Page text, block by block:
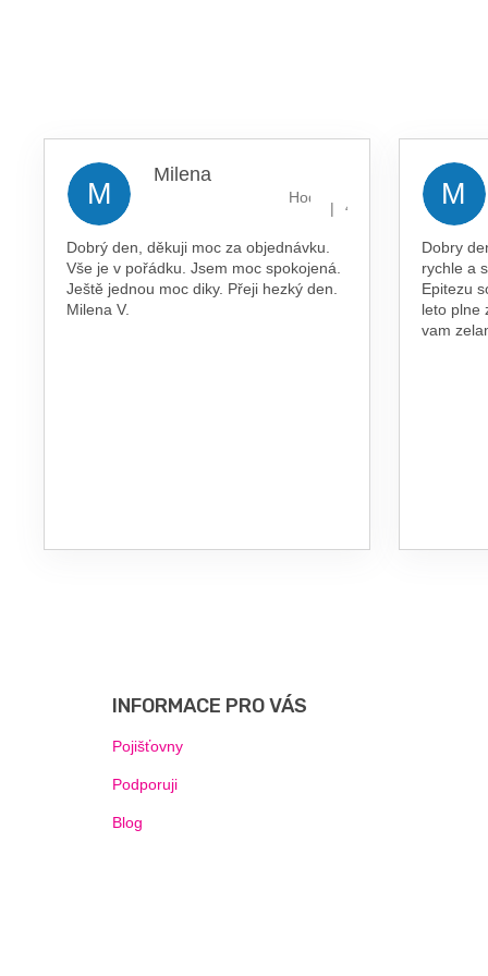
M
Milena
Hodnocení obchodu je 5 z 5
| 4.8.2026
Dobrý den, děkuji moc za objednávku.
Vše je v pořádku. Jsem moc spokojená.
Ještě jednou moc diky. Přeji hezký den.
Milena V.
M
Dobry
rychle a
Epitezu
leto plne
vam
INFORMACE PRO VÁS
Pojišťovny
Podporuji
Blog